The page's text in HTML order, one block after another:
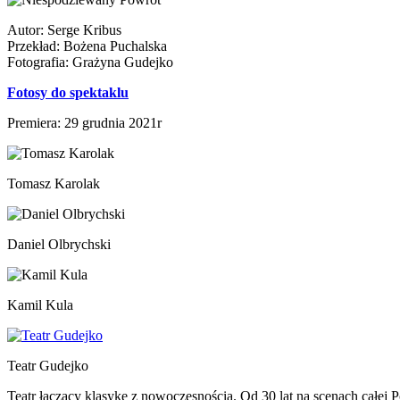
Autor: Serge Kribus
Przekład: Bożena Puchalska
Fotografia: Grażyna Gudejko
Fotosy do spektaklu
Premiera: 29 grudnia 2021r
Tomasz Karolak
Daniel Olbrychski
Kamil Kula
Teatr Gudejko
Teatr łączący klasykę z nowoczesnością. Od 30 lat na scenach całej